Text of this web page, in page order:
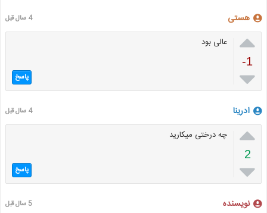
هستی 4 سال قبل

-1

عالی بود
پاسخ
ادرینا 4 سال قبل

2

چه درختی میکارید
پاسخ
نویسنده 5 سال قبل